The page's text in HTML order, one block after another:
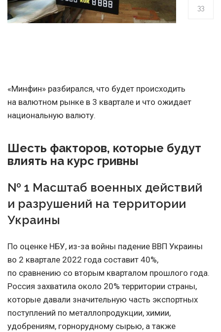
33
«Минфин» разбирался, что будет происходить
на валютном рынке в 3 квартале и что ожидает
национальную валюту.
Шесть факторов, которые будут
влиять на курс гривны
№ 1 Масштаб военных действий
и разрушений на территории
Украины
По оценке НБУ, из-за войны падение ВВП Украины
во 2 квартале 2022 года составит 40%,
по сравнению со вторым кварталом прошлого года.
Россия захватила около 20% территории страны,
которые давали значительную часть экспортных
поступлений по металлопродукции, химии,
удобрениям, горнорудному сырью, а также